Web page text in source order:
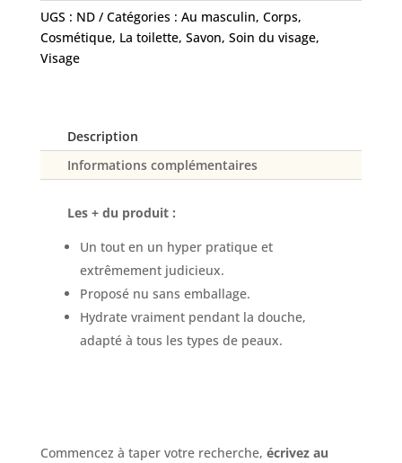
karité
UGS : ND Catégories : Au masculin, Corps,
Cosmétique, La toilette, Savon, Soin du visage,
Visage
Description
Informations complémentaires
Les + du produit :
Un tout en un hyper pratique et
extrêmement judicieux.
Proposé nu sans emballage.
Hydrate vraiment pendant la douche,
adapté à tous les types de peaux.
Commencez à taper votre recherche, écrivez au